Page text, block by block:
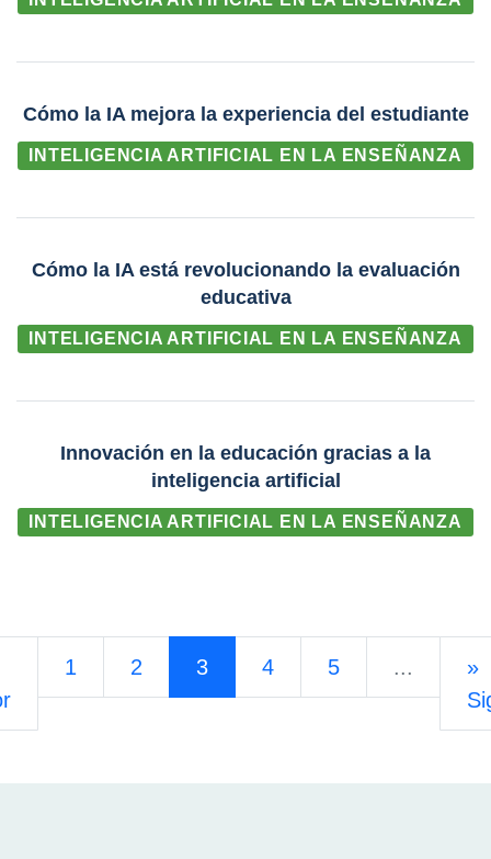
Cómo la IA mejora la experiencia del estudiante
INTELIGENCIA ARTIFICIAL EN LA ENSEÑANZA
Cómo la IA está revolucionando la evaluación
educativa
INTELIGENCIA ARTIFICIAL EN LA ENSEÑANZA
Innovación en la educación gracias a la
inteligencia artificial
INTELIGENCIA ARTIFICIAL EN LA ENSEÑANZA
1 2 3 4 5 ...
»